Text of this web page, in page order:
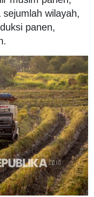
wilayah,
panen,